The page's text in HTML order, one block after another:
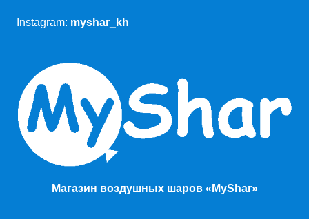
Instagram: myshar_kh
Магазин воздушных шаров «MyShar»